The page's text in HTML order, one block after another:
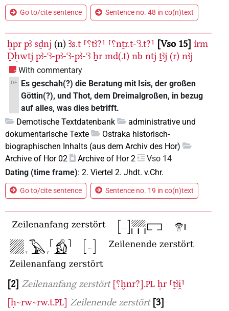
Go to/cite sentence Sentence no. 48 in co(n)text
ḫpr pꜣ sḏnj (n) Ꜣs.t ⸢⸮tꜣ?⸣ ⸢⸮nṯr.t-ꜥꜣ.t?⸣ Vso 15 ı͗rm
Ḏḥwtj pꜣ-ꜥꜣ-pꜣ-ꜥꜣ-pꜣ-ꜥꜣ ẖr md(.t) nb ntj ṯꜣj (r) nꜣj
With commentary
DE
Es geschah(?) die Beratung mit Isis, der großen
Göttin(?), und Thot, dem Dreimalgroßen, in bezug
auf alles, was dies betrifft.
Demotische Textdatenbank
administrative und
dokumentarische Texte
Ostraka historisch-
biographischen Inhalts (aus dem Archiv des Hor)
Archive of Hor 02
Archive of Hor 2
Vso 14
Dating (time frame): 2. Viertel 2. Jhdt. v.Chr.
Go to/cite sentence Sentence no. 19 in co(n)text
2 Zeilenanfang zerstört [⸮ḫnr?].PL ḥr ⸢ṯꜣi̯⸣
[ḥ~rw~rw.t.PL] Zeilenende zerstört 3